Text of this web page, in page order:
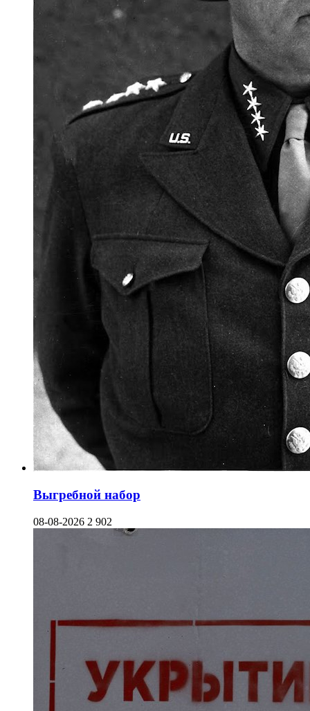
Выгребной набор
08-08-2026 2 902